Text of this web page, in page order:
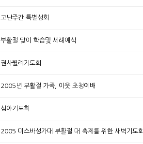
고난주간 특별성회
부활절 맞이 학습및 세례예식
권사월례기도회
2005년 부활절 가족, 이웃 초청예배
심야기도회
2005 미스바성가대 부활절 대 축제를 위한 새벽기도회